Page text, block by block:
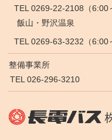
TEL 0269-22-2108（6:00
飯山・野沢温泉
TEL 0269-63-3232（6:00
整備事業所
TEL 026-296-3210